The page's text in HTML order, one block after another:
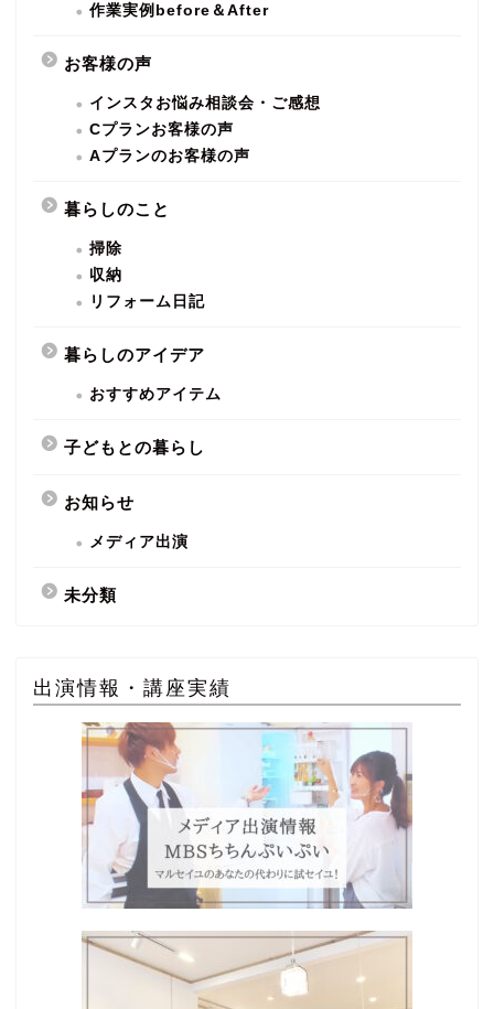
作業実例before＆After
お客様の声
インスタお悩み相談会・ご感想
Cプランお客様の声
Aプランのお客様の声
暮らしのこと
掃除
収納
リフォーム日記
暮らしのアイデア
おすすめアイテム
子どもとの暮らし
お知らせ
メディア出演
未分類
出演情報・講座実績